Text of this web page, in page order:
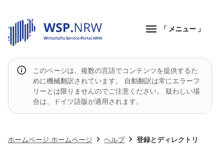
「 メニュー 」
このページは、複数の言語でコンテンツを提供するた
めに機械翻訳されています。 自動翻訳は常にエラーフ
リーとは限りませんのでご注意ください。 疑わしい場
合は、ドイツ語版が適用されます。
ホームページ ホームページ ヘルプ 登録とディレクトリ